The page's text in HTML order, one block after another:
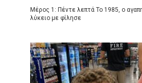
Μέρος 1: Πέντε λεπτά Το 1985, ο
λύκειο με φίλησε